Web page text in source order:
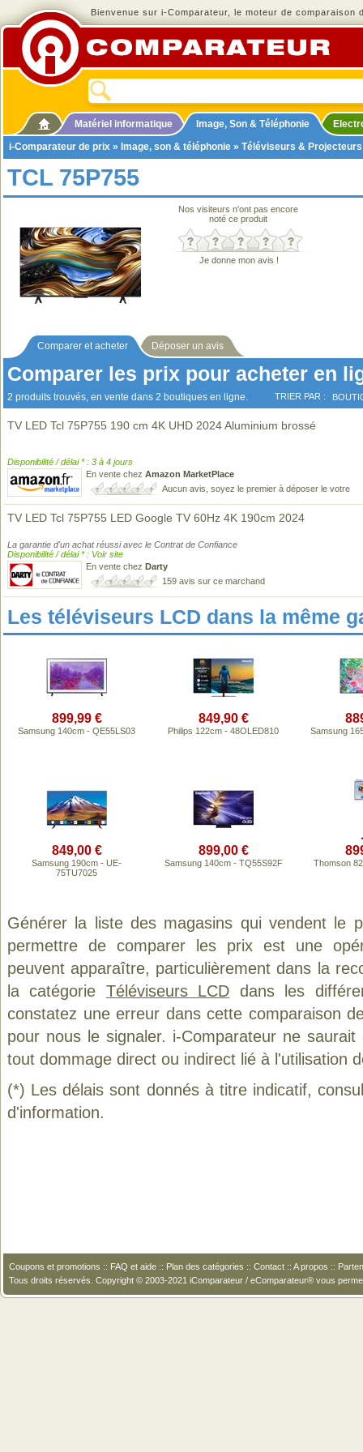
Bienvenue sur i-Comparateur, le moteur de comparaison
Matériel informatique Image, Son & Téléphonie
i-Comparateur de prix » Image, son & téléphonie » Téléviseurs & Projecteurs
TCL 75P755
Nos visiteurs n'ont pas encore
noté ce produit
Je donne mon avis !
Comparer et acheter Déposer un avis
Comparer les prix pour acheter en
2 produits trouvés, en vente dans 2 boutiques en ligne. TRIER PAR :
TV LED Tcl 75P755 190 cm 4K UHD 2024 Aluminium brossé
Disponibilité / délai * : 3 à 4 jours
En vente chez Amazon MarketPlace
Aucun avis, soyez le premier à déposer le votre
TV LED Tcl 75P755 LED Google TV 60Hz 4K 190cm 2024
La garantie d'un achat réussi avec le Contrat de Confiance
Disponibilité / délai * : Voir site
En vente chez Darty
159 avis sur ce marchand
Les téléviseurs LCD dans la même
899,99 €
Samsung 140cm - QE55LS03
849,90 €
Philips 122cm - 48OLED810 Samsung
849,00 €
Samsung 190cm - UE-
75TU7025
899,00 €
Samsung 140cm - TQ55S92F Thomson
Générer la liste des magasins qui vendent le
permettre de comparer les prix est une
peuvent apparaître, particulièrement dans la
la catégorie Téléviseurs LCD dans les
constatez une erreur dans cette comparaison
pour nous le signaler. i-Comparateur ne
tout dommage direct ou indirect lié à l'utilisation
(*) Les délais sont donnés à titre indicatif,
d'information.
Coupons et promotions :: FAQ et aide :: Plan des catégories :: Contact :: A propos ::
Tous droits réservés. Copyright © 2003-2021 iComparateur / eComparateur® vous